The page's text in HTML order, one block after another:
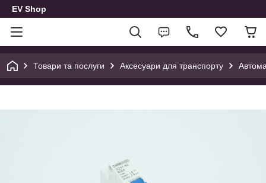
EV Shop
Товари та послуги Аксесуари для транспорту